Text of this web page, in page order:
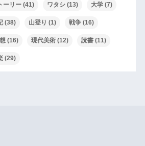
ーリー(41) ワタシ(13) 大学(7)
(38) 山登り (1) 戦争(16)
(16) 現代美術(12) 読書(11)
(29)